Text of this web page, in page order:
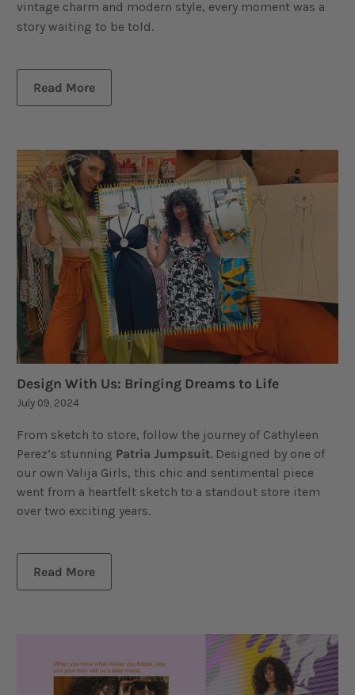
vintage charm and modern style, every moment was a
story waiting to be told.
Read More
Design With Us: Bringing Dreams to Life
July 09, 2024
From sketch to store, follow the journey of Cathyleen
Perez’s stunning Patria Jumpsuit. Designed by one of
our own Valija Girls, this chic and sentimental piece
went from a heartfelt sketch to a standout store item
over two exciting years.
Read More